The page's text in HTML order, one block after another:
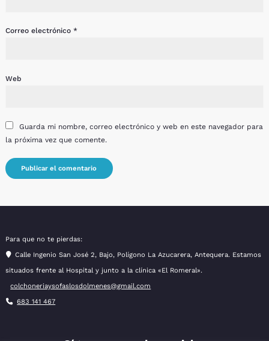
Correo electrónico *
Web
Guarda mi nombre, correo electrónico y web en este navegador para
la próxima vez que comente.
Para que no te pierdas:
Calle Ingenio San José 2, Bajo, Polígono La Azucarera, Antequera. Estamos
situados frente al Hospital y junto a la clínica «El Romeral».
colchoneriaysofaslosdolmenes@gmail.com
683 141 467